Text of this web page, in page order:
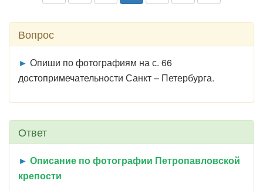
Вопрос
► Опиши по фотографиям на с. 66
достопримечательности Санкт – Петербурга.
Ответ
► Описание по фотографии Петропавловской
крепости